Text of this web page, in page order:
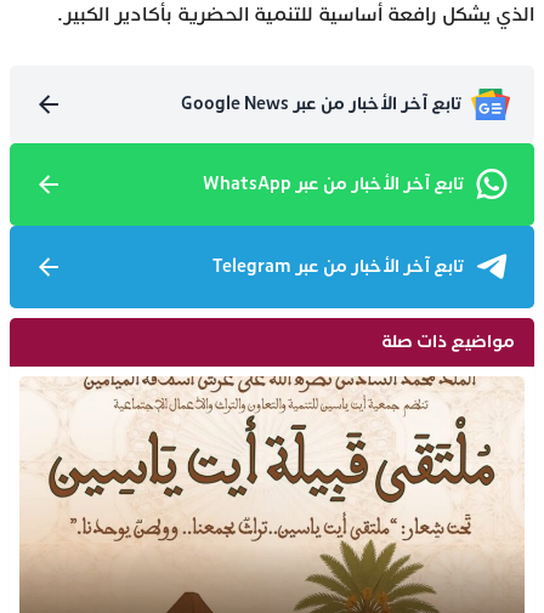
الذي يشكل رافعة أساسية للتنمية الحضرية بأكادير الكبير.
تابع آخر الأخبار من عبر Google News
تابع آخر الأخبار من عبر WhatsApp
تابع آخر الأخبار من عبر Telegram
مواضيع ذات صلة